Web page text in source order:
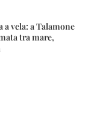
a vela: a Talamone
tra mare,